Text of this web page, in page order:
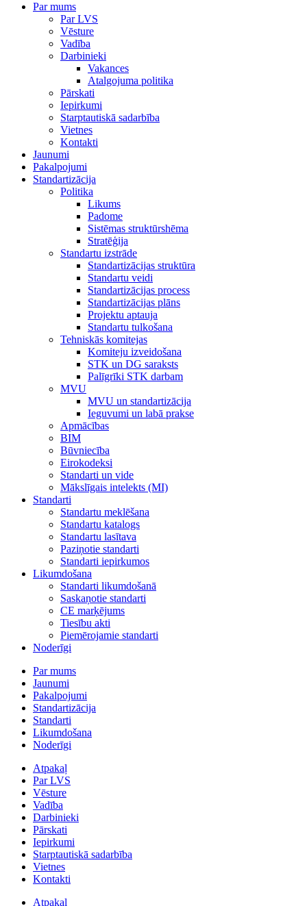
Par mums
Par LVS
Vēsture
Vadība
Darbinieki
Vakances
Atalgojuma politika
Pārskati
Iepirkumi
Starptautiskā sadarbība
Vietnes
Kontakti
Jaunumi
Pakalpojumi
Standartizācija
Politika
Likums
Padome
Sistēmas struktūrshēma
Stratēģija
Standartu izstrāde
Standartizācijas struktūra
Standartu veidi
Standartizācijas process
Standartizācijas plāns
Projektu aptauja
Standartu tulkošana
Tehniskās komitejas
Komiteju izveidošana
STK un DG saraksts
Palīgrīki STK darbam
MVU
MVU un standartizācija
Ieguvumi un labā prakse
Apmācības
BIM
Būvniecība
Eirokodeksi
Standarti un vide
Mākslīgais intelekts (MI)
Standarti
Standartu meklēšana
Standartu katalogs
Standartu lasītava
Paziņotie standarti
Standarti iepirkumos
Likumdošana
Standarti likumdošanā
Saskaņotie standarti
CE marķējums
Tiesību akti
Piemērojamie standarti
Noderīgi
Par mums
Jaunumi
Pakalpojumi
Standartizācija
Standarti
Likumdošana
Noderīgi
Atpakaļ
Par LVS
Vēsture
Vadība
Darbinieki
Pārskati
Iepirkumi
Starptautiskā sadarbība
Vietnes
Kontakti
Atpakaļ